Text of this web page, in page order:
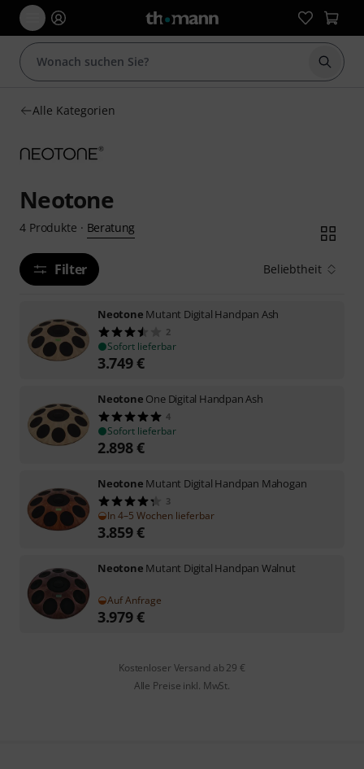
Suche
Alle Kategorien
Neotone
4 Produkte · Beratung
Filter Beliebtheit
Neotone Mutant Digital Handpan Ash
2
Sofort lieferbar
3.749€
Neotone One Digital Handpan Ash
4
Sofort lieferbar
2.898€
Neotone Mutant Digital Handpan Mahogan
3
In 4–5 Wochen lieferbar
3.859€
Neotone Mutant Digital Handpan Walnut
Auf Anfrage
3.979€
Kostenloser Versand ab 29 €
Alle Preise inkl. MwSt.